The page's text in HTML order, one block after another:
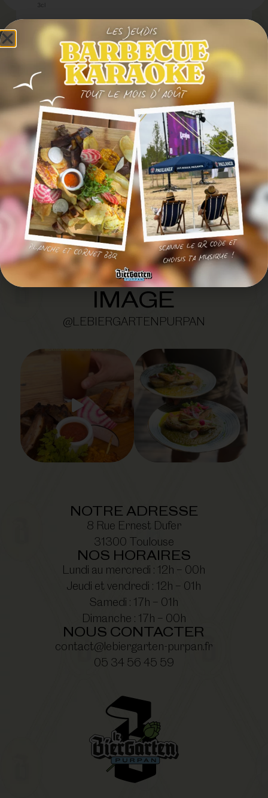
Kalhua-Bailey's-Cointreau
SUIVEZ-NOUS EN
IMAGE
@LEBIERGARTENPURPAN
NOTRE ADRESSE
8 Rue Ernest Dufer
31300 Toulouse
NOS HORAIRES
Lundi au mercredi : 12h – 00h
Jeudi et vendredi : 12h – 01h
Samedi : 17h – 01h
Dimanche : 17h – 00h
NOUS CONTACTER
contact@lebiergarten-purpan.fr
05 34 56 45 59